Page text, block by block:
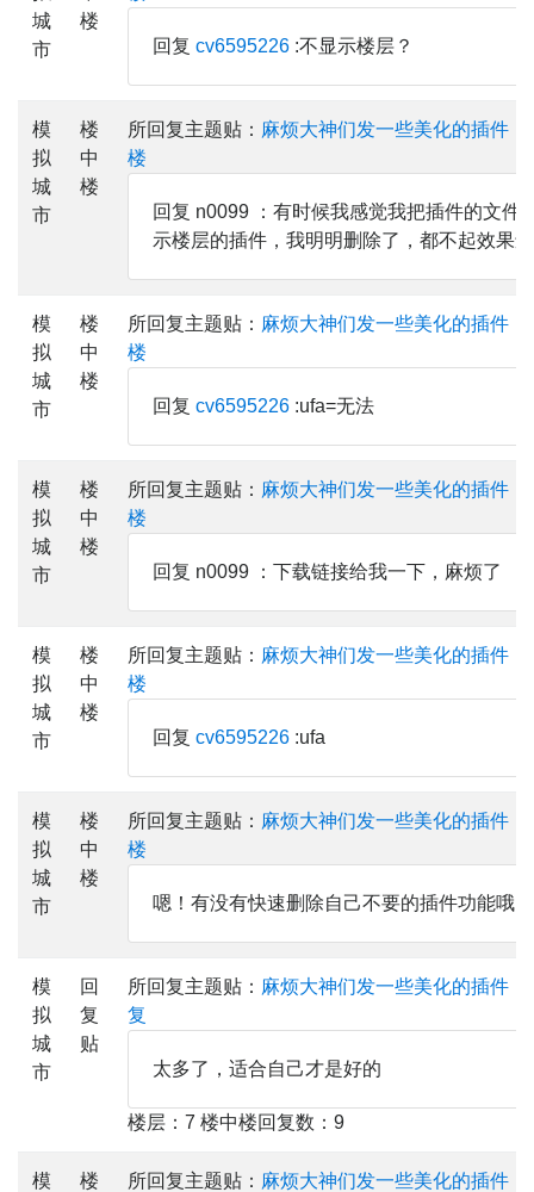
城
市
楼
回复 cv6595226 :不显示楼层？
模
拟
城
市
楼
中
楼
所回复主题贴： 麻烦大神们发一些美化的插件
楼
回复 n0099 ：有时候我感觉我把插件的文件
示楼层的插件，我明明删除了，都不起效果
模
拟
城
市
楼
中
楼
所回复主题贴： 麻烦大神们发一些美化的插件
楼
回复 cv6595226 :ufa=无法
模
拟
城
市
楼
中
楼
所回复主题贴： 麻烦大神们发一些美化的插件
楼
回复 n0099 ：下载链接给我一下，麻烦了
模
拟
城
市
楼
中
楼
所回复主题贴： 麻烦大神们发一些美化的插件
楼
回复 cv6595226 :ufa
模
拟
城
市
楼
中
楼
所回复主题贴： 麻烦大神们发一些美化的插件
楼
嗯！有没有快速删除自己不要的插件功能哦？
模
拟
城
市
回
复
贴
所回复主题贴： 麻烦大神们发一些美化的插件
复
太多了，适合自己才是好的
楼层：7 楼中楼回复数：9
模
楼
所回复主题贴： 麻烦大神们发一些美化的插件